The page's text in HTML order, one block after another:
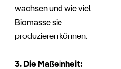
wachsen und wie viel
Biomasse sie
produzieren können.
3. Die Maßeinheit: